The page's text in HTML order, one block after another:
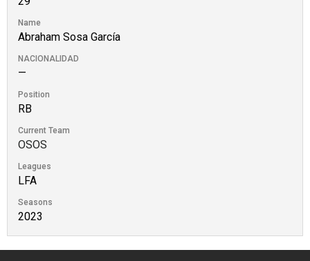
Name
Abraham Sosa García
NACIONALIDAD
—
Position
RB
Current Team
OSOS
Leagues
LFA
Seasons
2023